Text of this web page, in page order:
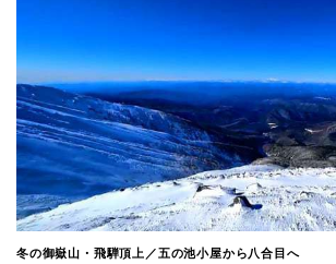
冬の御嶽山・飛騨頂上／五の池小屋から八合目へ